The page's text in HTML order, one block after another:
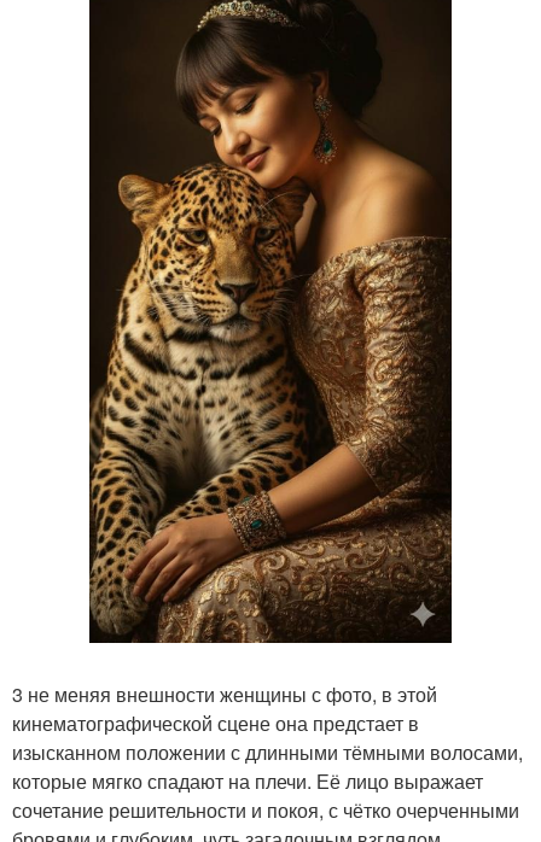
3 не меняя внешности женщины с фото, в этой
кинематографической сцене она предстает в
изысканном положении с длинными тёмными волосами,
которые мягко спадают на плечи. Её лицо выражает
сочетание решительности и покоя, с чётко очерченными